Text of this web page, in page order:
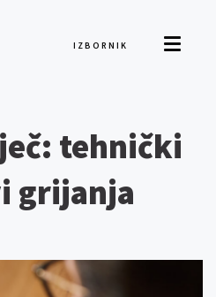
IZBORNIK
tehnički
grijanja